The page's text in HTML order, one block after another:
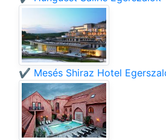
✔️ Mesés Shiraz Hotel